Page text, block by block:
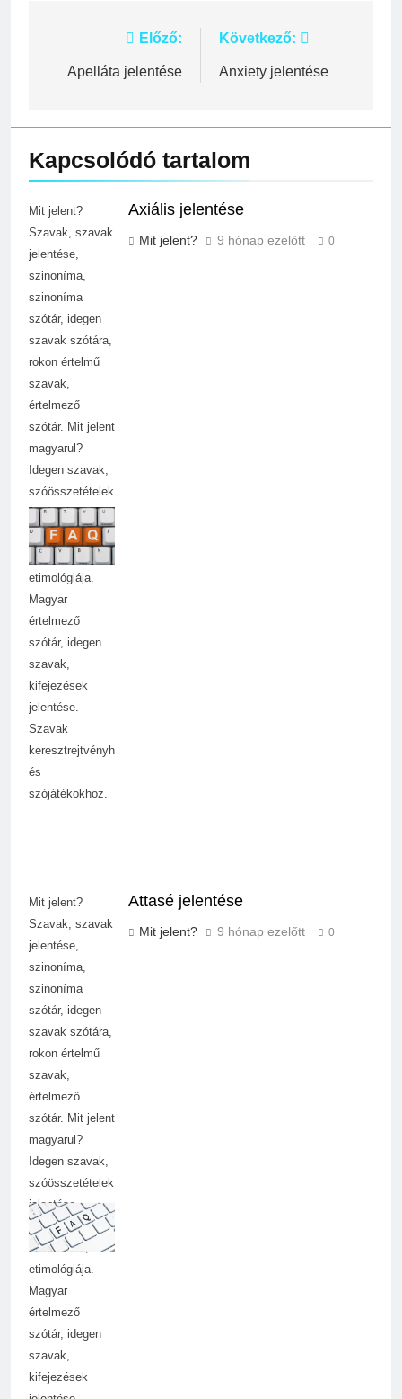
Bejegyzés
navigáció
Előző:
Apelláta jelentése
Következő:
Anxiety jelentése
Kapcsolódó tartalom
Mit jelent?
Szavak, szavak
jelentése,
szinoníma,
szinoníma
szótár, idegen
szavak szótára,
rokon értelmű
szavak,
értelmező
szótár. Mit jelent
magyarul?
Idegen szavak,
szóösszetételek
jelentése,
magyarázata,
használata,
etimológiája.
Magyar
értelmező
szótár, idegen
szavak,
kifejezések
jelentése.
Szavak
keresztrejtvényhez
és
szójátékokhoz.
Axiális jelentése
Mit jelent? 9 hónap ezelőtt 0
Mit jelent?
Szavak, szavak
jelentése,
szinoníma,
szinoníma
szótár, idegen
szavak szótára,
rokon értelmű
szavak,
értelmező
szótár. Mit jelent
magyarul?
Idegen szavak,
szóösszetételek
jelentése,
magyarázata,
használata,
etimológiája.
Magyar
értelmező
szótár, idegen
szavak,
kifejezések
Attasé jelentése
Mit jelent? 9 hónap ezelőtt 0